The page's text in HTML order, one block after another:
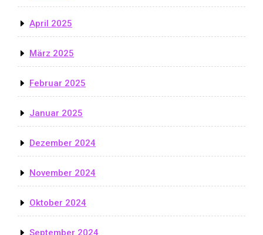
April 2025
März 2025
Februar 2025
Januar 2025
Dezember 2024
November 2024
Oktober 2024
September 2024